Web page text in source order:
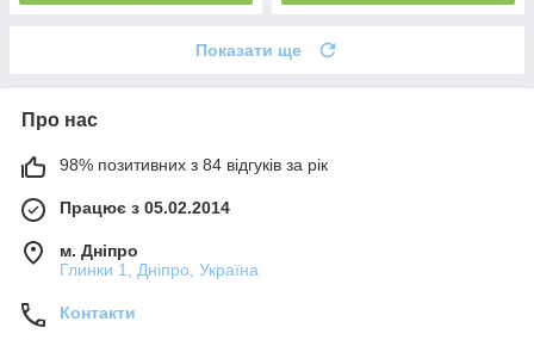
Показати ще
Про нас
98% позитивних з 84 відгуків за рік
Працює з 05.02.2014
м. Дніпро
Глинки 1, Дніпро, Україна
Контакти